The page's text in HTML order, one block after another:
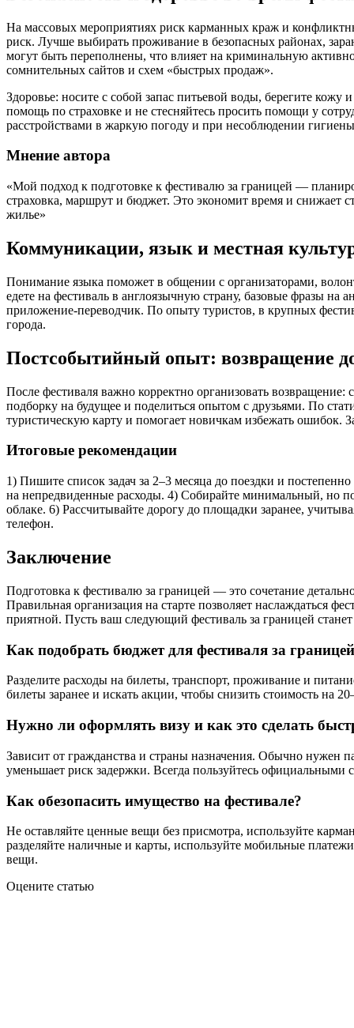
На массовых мероприятиях риск карманных краж и
риск. Лучше выбирать проживание в безопасных районах,
могут быть переполнены, что влияет на криминальную
сомнительных сайтов и схем «быстрых продаж».
Здоровье: носите с собой запас питьевой воды, берегите
помощь по страховке и не стесняйтесь просить помощи у
расстройствами в жаркую погоду и при несоблюдении
Мнение автора
«Мой подход к подготовке к фестивалю за границей —
страховка, маршрут и бюджет. Это экономит время и
жилье»
Коммуникации, язык и местная
Понимание языка поможет в общении с организаторами,
едете на фестиваль в англоязычную страну, базовые фразы
приложение‑переводчик. По опыту туристов, в крупных
города.
Постсобытийный опыт: возвращение
После фестиваля важно корректно организовать
подборку на будущее и поделиться опытом с друзьями. По
туристическую карту и помогает новичкам избежать
Итоговые рекомендации
1) Пишите список задач за 2–3 месяца до поездки и
на непредвиденные расходы. 4) Собирайте минимальный, но
облаке. 6) Рассчитывайте дорогу до площадки заранее,
телефон.
Заключение
Подготовка к фестивалю за границей — это сочетание
Правильная организация на старте позволяет наслаждаться
приятной. Пусть ваш следующий фестиваль за границей
Как подобрать бюджет для фестиваля за
Разделите расходы на билеты, транспорт, проживание и
билеты заранее и искать акции, чтобы снизить стоимость на
Нужно ли оформлять визу и как это сделать
Зависит от гражданства и страны назначения. Обычно нужен
уменьшает риск задержки. Всегда пользуйтесь официальными
Как обезопасить имущество на фестивале?
Не оставляйте ценные вещи без присмотра, используйте
разделяйте наличные и карты, используйте мобильные
вещи.
Оцените статью